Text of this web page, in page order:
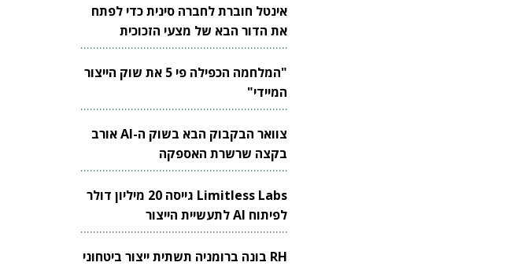
אינטל חוברת לחברה סינית כדי לפתח
את הדור הבא של מצעי הזכוכית
לשבבים
"המלחמה הכפילה פי 5 את שוק הייצור
המיידי"
צוואר הבקבוק הבא בשוק ה-AI אורב
בקצה שרשרת האספקה
Limitless Labs גייסה 20 מיליון דולר
לפיתוח AI לתעשיית הייצור
RH בונה ברומניה תשתית ייצור ביטחוני